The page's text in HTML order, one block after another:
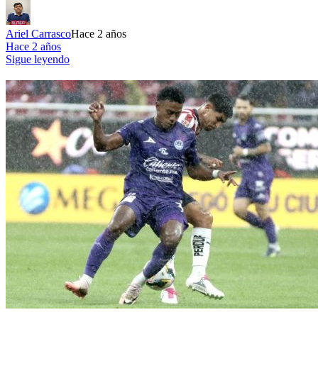
Ariel CarrascoHace 2 años
Hace 2 años
Sigue leyendo